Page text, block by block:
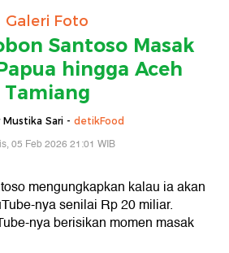
Galeri Foto
Santoso Masak
hingga Aceh
Tamiang
Mustika Sari - detikFood
05 Feb 2026 21:01 WIB
mengungkapkan kalau ia akan
nya senilai Rp 20 miliar.
nya berisikan momen masak